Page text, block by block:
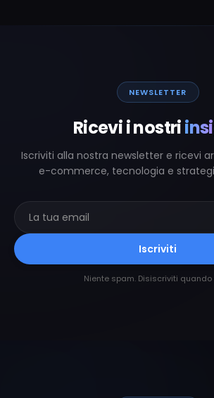
NEWSLETTER
Ricevi i nostri
Iscriviti alla nostra newsletter e ricevi
e-commerce, tecnologia e
Iscriviti
Niente spam. Disiscriviti quando